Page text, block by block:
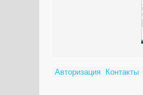
Авторизация Контакты